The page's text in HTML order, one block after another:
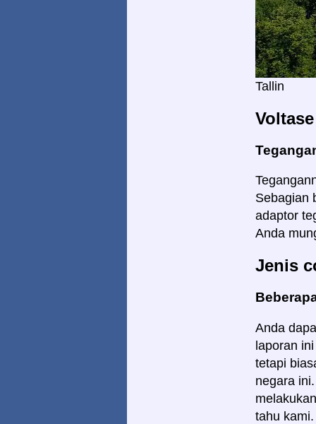
Tallin
Voltase
Sebagian
adaptor
Anda
Jenis
Anda
laporan
tetapi
negara
tahu kami.